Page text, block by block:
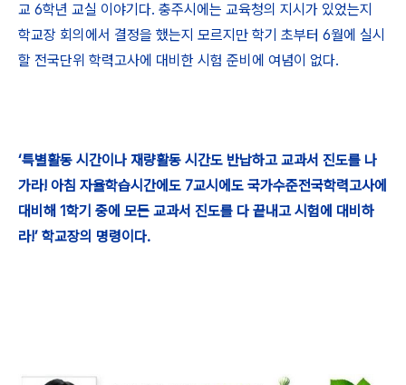
교 6학년 교실 이야기다. 충주시에는 교육청의 지시가 있었는지
학교장 회의에서 결정을 했는지 모르지만 학기 초부터 6월에 실시
할 전국단위 학력고사에 대비한 시험 준비에 여념이 없다.
‘특별활동 시간이나 재량활동 시간도 반납하고 교과서 진도를 나
가라! 아침 자율학습시간에도 7교시에도 국가수준전국학력고사에
대비해 1학기 중에 모든 교과서 진도를 다 끝내고 시험에 대비하
라!’ 학교장의 명령이다.